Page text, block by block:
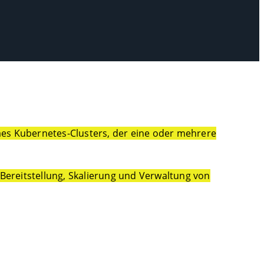
Kubernetes-Clusters, der eine oder mehrere
Skalierung und Verwaltung von